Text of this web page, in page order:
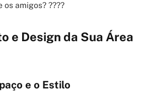
os amigos? ????
e Design da Sua Área
e o Estilo